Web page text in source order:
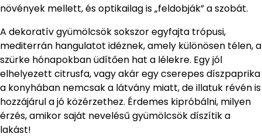
növények mellett, és optikailag is „feldobják” a szobát.
A dekoratív gyümölcsök sokszor egyfajta trópusi,
mediterrán hangulatot idéznek, amely különösen télen, a
szürke hónapokban üdítően hat a lélekre. Egy jól
elhelyezett citrusfa, vagy akár egy cserepes díszpaprika
a konyhában nemcsak a látvány miatt, de illatuk révén is
hozzájárul a jó közérzethez. Érdemes kipróbálni, milyen
érzés, amikor saját nevelésű gyümölcsök díszítik a
lakást!